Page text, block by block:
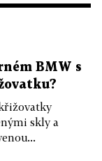
BMW s
skly a